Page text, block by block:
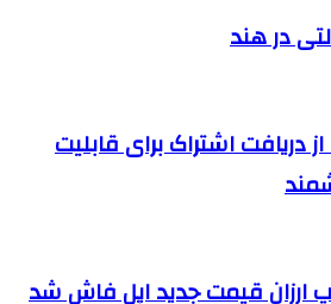
در هند
دریافت اشتراک برای قابلیت
قیمت جدید اپل فاش شد